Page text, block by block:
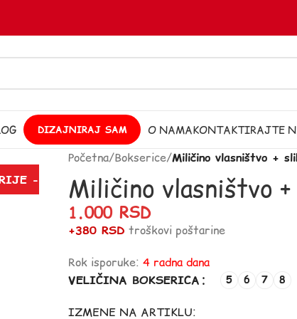
DIZAJNIRAJ SAM O NAMAKONTAKTIRAJTE
-
Početna/Bokserice/Miličino vlasništvo +
Miličino vlasništvo
1.000 RSD
+380 RSD troškovi poštarine
Rok isporuke: 4 radna dana
VELIČINA BOKSERICA
5 6 7 8
IZMENE NA ARTIKLU: